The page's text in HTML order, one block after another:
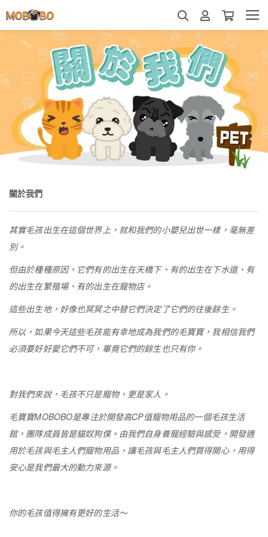
關於我們
其實毛孩出生在這個世界上，就和我們的小嬰兒出世一樣，毫無差
別。
但由於種種原因，它們有的出生在天橋下、有的出生在下水道、有
的出生在繁殖場、有的出生在寵物店。
這些出生地，好像也冥冥之中替它們決定了它們的往後餘生。
所以，如果今天這些毛孩能有幸地成為我們的毛寶寶，我相信我們
必須要好好愛它們不可，畢竟它們的餘生也只有你。
對我們來說，毛孩不只是寵物，更是家人。
毛寶寶MOBOBO是專注於開發高CP值寵物用品的一個毛孩生活
館，團隊成員皆是貓奴狗僕。由我們自身養寵經驗與感受，開發適
用於毛孩與毛主人們寵物用品，讓毛孩與毛主人們買得開心，用得
安心是我們最大的動力來源。
你的毛孩值得擁有更好的生活～